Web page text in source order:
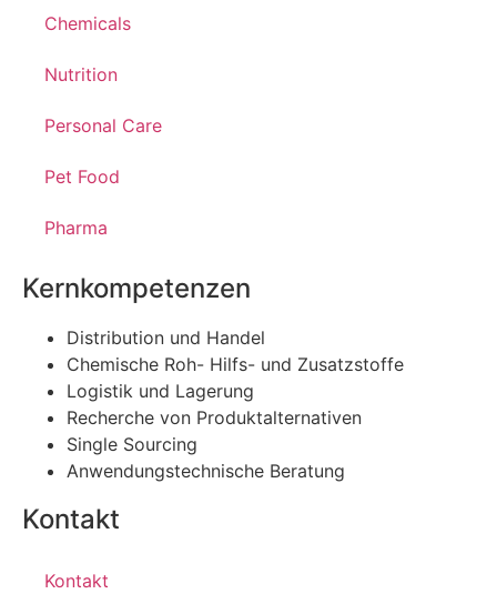
Chemicals
Nutrition
Personal Care
Pet Food
Pharma
Kernkompetenzen
Distribution und Handel
Chemische Roh- Hilfs- und Zusatzstoffe
Logistik und Lagerung
Recherche von Produktalternativen
Single Sourcing
Anwendungstechnische Beratung
Kontakt
Kontakt